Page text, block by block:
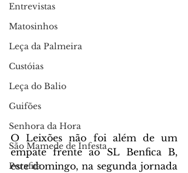
Entrevistas
Matosinhos
Leça da Palmeira
Custóias
Leça do Balio
Guifões
Senhora da Hora
São Mamede de Infesta
Perafita
O Leixões não foi além de um
empate frente ao SL Benfica B,
este domingo, na segunda jornada